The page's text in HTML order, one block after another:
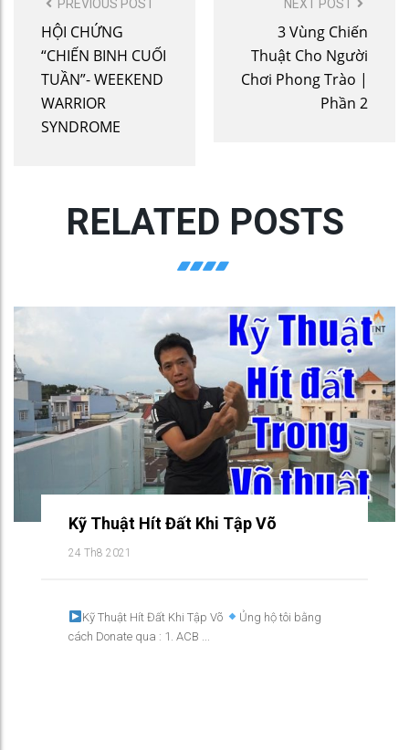
NAVIGATION
PREVIOUS POST
HỘI CHỨNG
“CHIẾN BINH CUỐI
TUẦN”- WEEKEND
WARRIOR
SYNDROME
NEXT POST
3 Vùng Chiến
Thuật Cho Người
Chơi Phong Trào |
Phần 2
RELATED POSTS
Kỹ Thuật Hít Đất Khi Tập Võ
24 Th8 2021
Kỹ Thuật Hít Đất Khi Tập Võ
Ủng hộ tôi bằng
cách Donate qua : 1. ACB ...